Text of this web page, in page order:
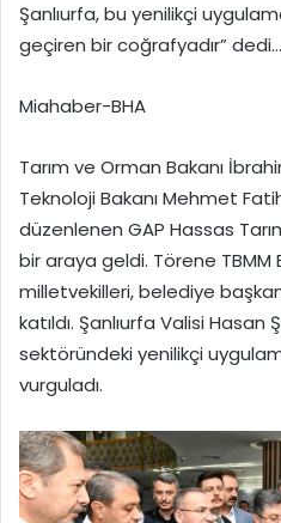
Şanlıurfa, bu yenilikçi
geçiren bir coğrafyadır”
Miahaber-BHA
Tarım ve Orman Bakanı
Teknoloji Bakanı Mehmet
düzenlenen GAP Hassas
bir araya geldi. Törene TBMM
milletvekilleri, belediye
katıldı. Şanlıurfa Valisi
sektöründeki yenilikçi
vurguladı.